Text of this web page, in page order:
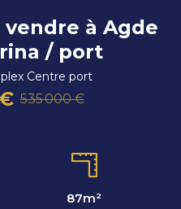
à Agde
/ port
Centre port
535 000 €
87m²